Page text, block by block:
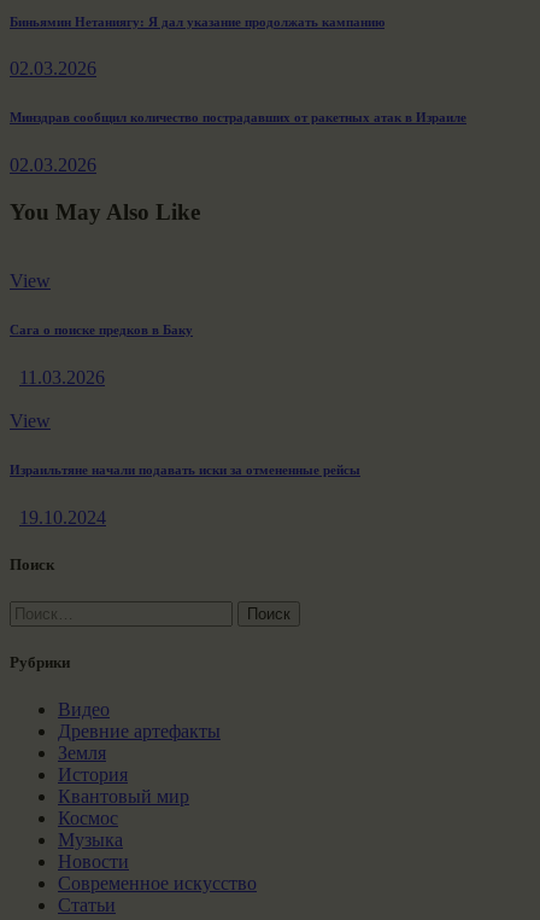
Навигация
по
Previous
Биньямин Нетаниягу: Я дал указание продолжать кампанию
02.03.2026
Next
Минздрав сообщил количество пострадавших от ракетных атак в Израиле
02.03.2026
You May Also Like
View
Сага о поиске предков в Баку
11.03.2026
View
Израильтяне начали подавать иски за отмененные рейсы
19.10.2024
Поиск
Найти:
Рубрики
Видео
Древние артефакты
Земля
История
Квантовый мир
Космос
Музыка
Новости
Современное искусство
Статьи